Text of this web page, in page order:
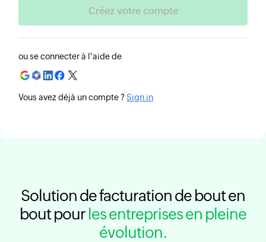
Solution de facturation de bout en
bout pour les entreprises en pleine
évolution.
ou se connecter à l'aide de
Vous avez déjà un compte ?Sign in